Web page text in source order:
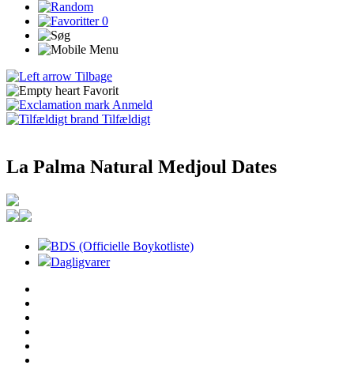
0
Tilbage
Favorit
Anmeld
Tilfældigt
La Palma Natural Medjoul Dates
BDS (Officielle Boykotliste)
Dagligvarer